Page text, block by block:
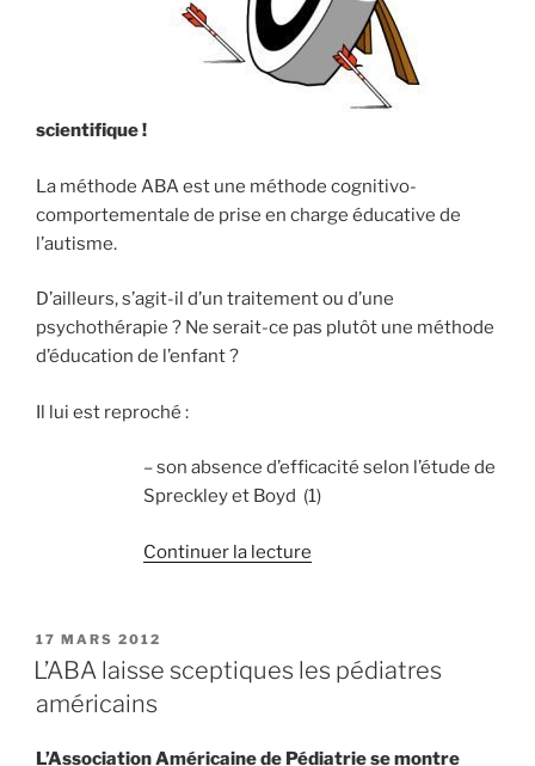
scientifique !
La méthode ABA est une méthode cognitivo-
comportementale de prise en charge éducative de
l’autisme.
D’ailleurs, s’agit-il d’un traitement ou d’une
psychothérapie ? Ne serait-ce pas plutôt une méthode
d’éducation de l’enfant ?
Il lui est reproché :
– son absence d’efficacité selon l’étude de
Spreckley et Boyd (1)
Continuer la lecture
l’autisme
méthode
PUBLIÉ
LE
17 MARS 2012
L’ABA laisse sceptiques les pédiatres
américains
L’Association Américaine de Pédiatrie se montre